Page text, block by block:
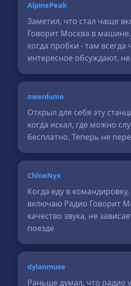
AlpinePeak
Заметил, что стал чаще
Говорит Москва в
когда пробки - там всегда
интересное обсуждают,
owenlume
Открыл для себя эту
когда искал, где можно
бесплатно. Теперь не
ChloeNyx
Когда еду в командировку,
включаю Радио Говорит
качество звука, не
поезде
dylanmuse
Раньше думал, что радио